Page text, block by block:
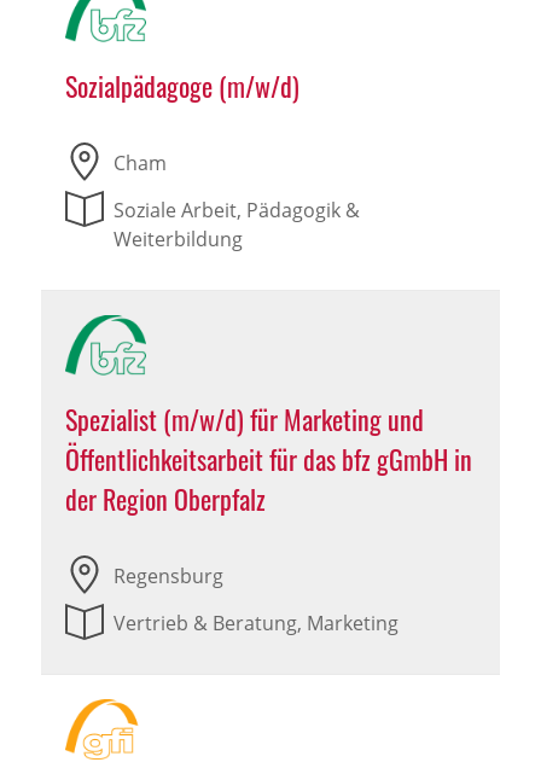
Sozialpädagoge (m/w/d)
Cham
Soziale Arbeit, Pädagogik &
Weiterbildung
Spezialist (m/w/d) für Marketing und
Öffentlichkeitsarbeit für das bfz gGmbH in
der Region Oberpfalz
Regensburg
Vertrieb & Beratung, Marketing